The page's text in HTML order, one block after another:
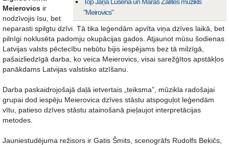
"Meirovics"
Meierovics ir
nodzīvojis īsu, bet
neparasti spilgtu dzīvi. Tā tika leģendām apvīta viņa dzīves laikā, bet
pilnīgi noklusēta padomju okupācijas gados. Atjaunot mūsu šodienas
Latvijas valsts pēctecību nebūtu bijis iespējams bez tā milzīgā,
pašaizliedzīgā darba, ko veica Meierovics, visai sarežģītos apstākļos
panākdams Latvijas valstisko atzīšanu.
Darba paskaidrojošajā daļā ietvertais „teiksma”, mūzikla radošajai
grupai dod iespēju Meierovica dzīves stāstu atspoguļot leģendām
vītu, patieso dzīves stāstu atainošanā pieļaujot interpretācijas
metodes.
Jauniestudējuma režisors ir Gatis Šmits, scenogrāfs Rudolfs Bekičs,